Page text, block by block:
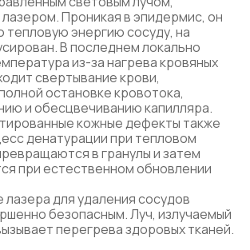
Проникая в эпидермис, он
энергию сосуду, на
В последнем локально
из-за нагрева кровяных
свертывание крови,
остановке кровотока,
и обесцвечиванию капилляра.
кожные дефекты также
денатурации при тепловом
в гранулы и затем
при естественном обновлении
лазера для удаления сосудов
безопасным. Луч, излучаемый
перегрева здоровых тканей.